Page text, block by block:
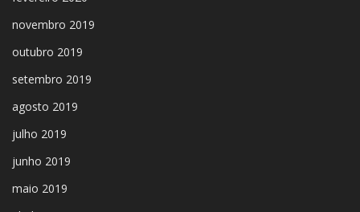
novembro 2019
outubro 2019
setembro 2019
agosto 2019
julho 2019
junho 2019
maio 2019